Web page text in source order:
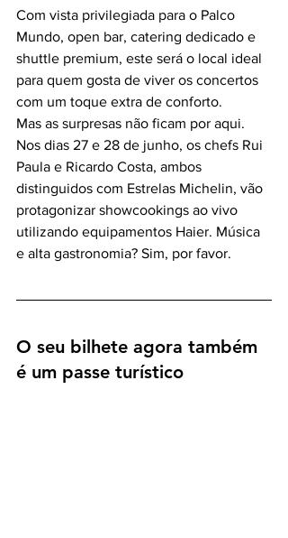
Com vista privilegiada para o Palco
Mundo, open bar, catering dedicado e
shuttle premium, este será o local ideal
para quem gosta de viver os concertos
com um toque extra de conforto.
Mas as surpresas não ficam por aqui.
Nos dias 27 e 28 de junho, os chefs Rui
Paula e Ricardo Costa, ambos
distinguidos com Estrelas Michelin, vão
protagonizar showcookings ao vivo
utilizando equipamentos Haier. Música
e alta gastronomia? Sim, por favor.
O seu bilhete agora também
é um passe turístico